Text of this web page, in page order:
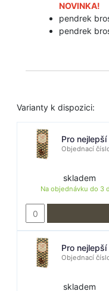
NOVINKA!
pendrek
pendrek
Varianty k dispozici:
Pro
Objednací
skladem
Na objednávku do 3
Pro
Objednací
skladem